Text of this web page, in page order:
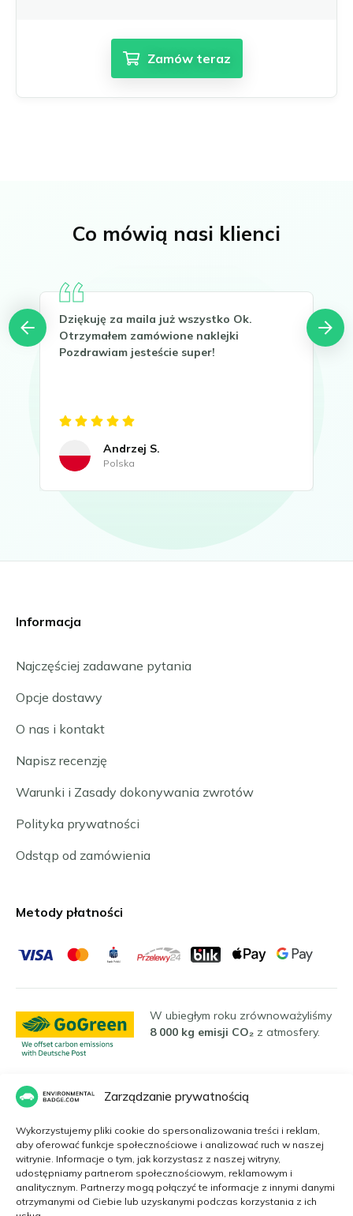
Zarządzanie prywatnością
Wykorzystujemy pliki cookie do spersonalizowania treści i reklam,
aby oferować funkcje społecznościowe i analizować ruch w naszej
witrynie. Informacje o tym, jak korzystasz z naszej witryny,
udostępniamy partnerom społecznościowym, reklamowym i
analitycznym. Partnerzy mogą połączyć te informacje z innymi danymi
otrzymanymi od Ciebie lub uzyskanymi podczas korzystania z ich
Zamów teraz
Co mówią nasi klienci
Dziękuję za maila już wszystko Ok.
Otrzymałem zamówione naklejki
Pozdrawiam jesteście super!
Andrzej S.
Polska
Informacja
Najczęściej zadawane pytania
Opcje dostawy
O nas i kontakt
Napisz recenzję
Warunki i Zasady dokonywania zwrotów
Polityka prywatności
Odstąp od zamówienia
Metody płatności
W ubiegłym roku zrównoważyliśmy
8 000 kg emisji CO₂ z atmosfery.
Języki
Polski